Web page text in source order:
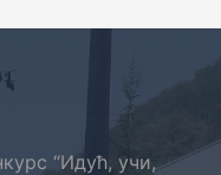
“Идућ, учи,